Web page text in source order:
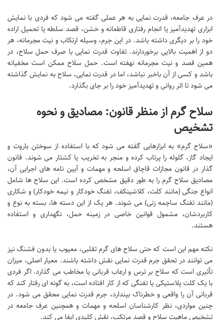
در عرف جامعه، قدرت نمایی به هر عملی گفته می شود که فردی با نمایش
ابزاری تهدیدآمیز یا انجام رفتاری قاطعانه و خشن، قصد سلطه یا تحمیل اراده
خود را بر دیگری داشته باشد. در این جرم، وسیله ارتکاب و نیت مجرمانه، هر
دو از اهمیت بالایی برخوردارند. تفاوت قدرت نمایی با صرف حمل سلاح، در
همین قصد و نیت مجرمانه نهفته است. حمل سلاح ممکن است مخفیانه
باشد و کسی از آن باخبر نباشد، اما در قدرت نمایی، سلاح به نمایش گذاشته
می شود تا اثر روانی و تهدیدآمیز خود را بر جای بگذارد.
سلاح گرم از منظر قانون: مصادیق و نحوه
تشخیص
«سلاح گرم» به ابزارهایی گفته می شود که با استفاده از سوختن باروت و
ایجاد گاز، گلوله را پرتاب کرده و منجر به تخریب یا کشتار می شوند. قانون
گذار در قانون مجازات قاچاق اسلحه و مهمات و آیین نامه های اجرایی آن،
مصادیق سلاح گرم را به طور دقیق مشخص کرده است. این سلاح ها شامل
انواع جنگی (مانند کلت، کلاشینکف، تفنگ خودکار و نیمه خودکار) و شکاری
(مانند تفنگ ساچمه زنی) می شوند. هر یک از این دسته ها، بسته به نوع و
کاربردشان، مشمول قوانین خاصی در زمینه حمل، نگهداری و استفاده
هستند.
نکته مهم این است که حتی سلاح های گرم تقلبی، معیوب یا بدون فشنگ نیز
می توانند در تحقق جرم قدرت نمایی نقش داشته باشند. معیار اصلی، میزان
تأثیری است که سلاح بر ترس و ارعاب قربانی یا مخاطب می گذارد. اگر فردی
با یک کلت پلاستیکی یا تفنگی که از کار افتاده است، به گونه ای رفتار کند که
قربانی آن را واقعی و خطرناک بپندارد، جرم قدرت نمایی محقق می شود. در
چنین مواردی، نظر کارشناسان اسلحه و مهمات و همچنین عرف جامعه در
تشخیص ماهیت سلاح و قصد مرتکب، نقش کلیدی ایفا می کند.